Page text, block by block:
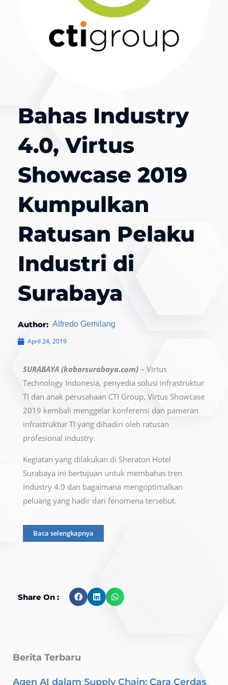
Bahas Industry
4.0, Virtus
Showcase 2019
Kumpulkan
Ratusan Pelaku
Industri di
Surabaya
Author: Alfredo Gemilang
April 24, 2019
SURABAYA (kabarsurabaya.com) – Virtus
Technology Indonesia, penyedia solusi infrastruktur
TI dan anak perusahaan CTI Group, Virtus Showcase
2019 kembali menggelar konferensi dan pameran
infrastruktur TI yang dihadiri oleh ratusan
profesional industry.
Kegiatan yang dilakukan di Sheraton Hotel
Surabaya ini bertujuan untuk membahas tren
Industry 4.0 dan bagaimana mengoptimalkan
peluang yang hadir dari fenomena tersebut.
Baca selengkapnya
Share On :
Berita Terbaru
Agen AI dalam Supply Chain: Cara Cerdas